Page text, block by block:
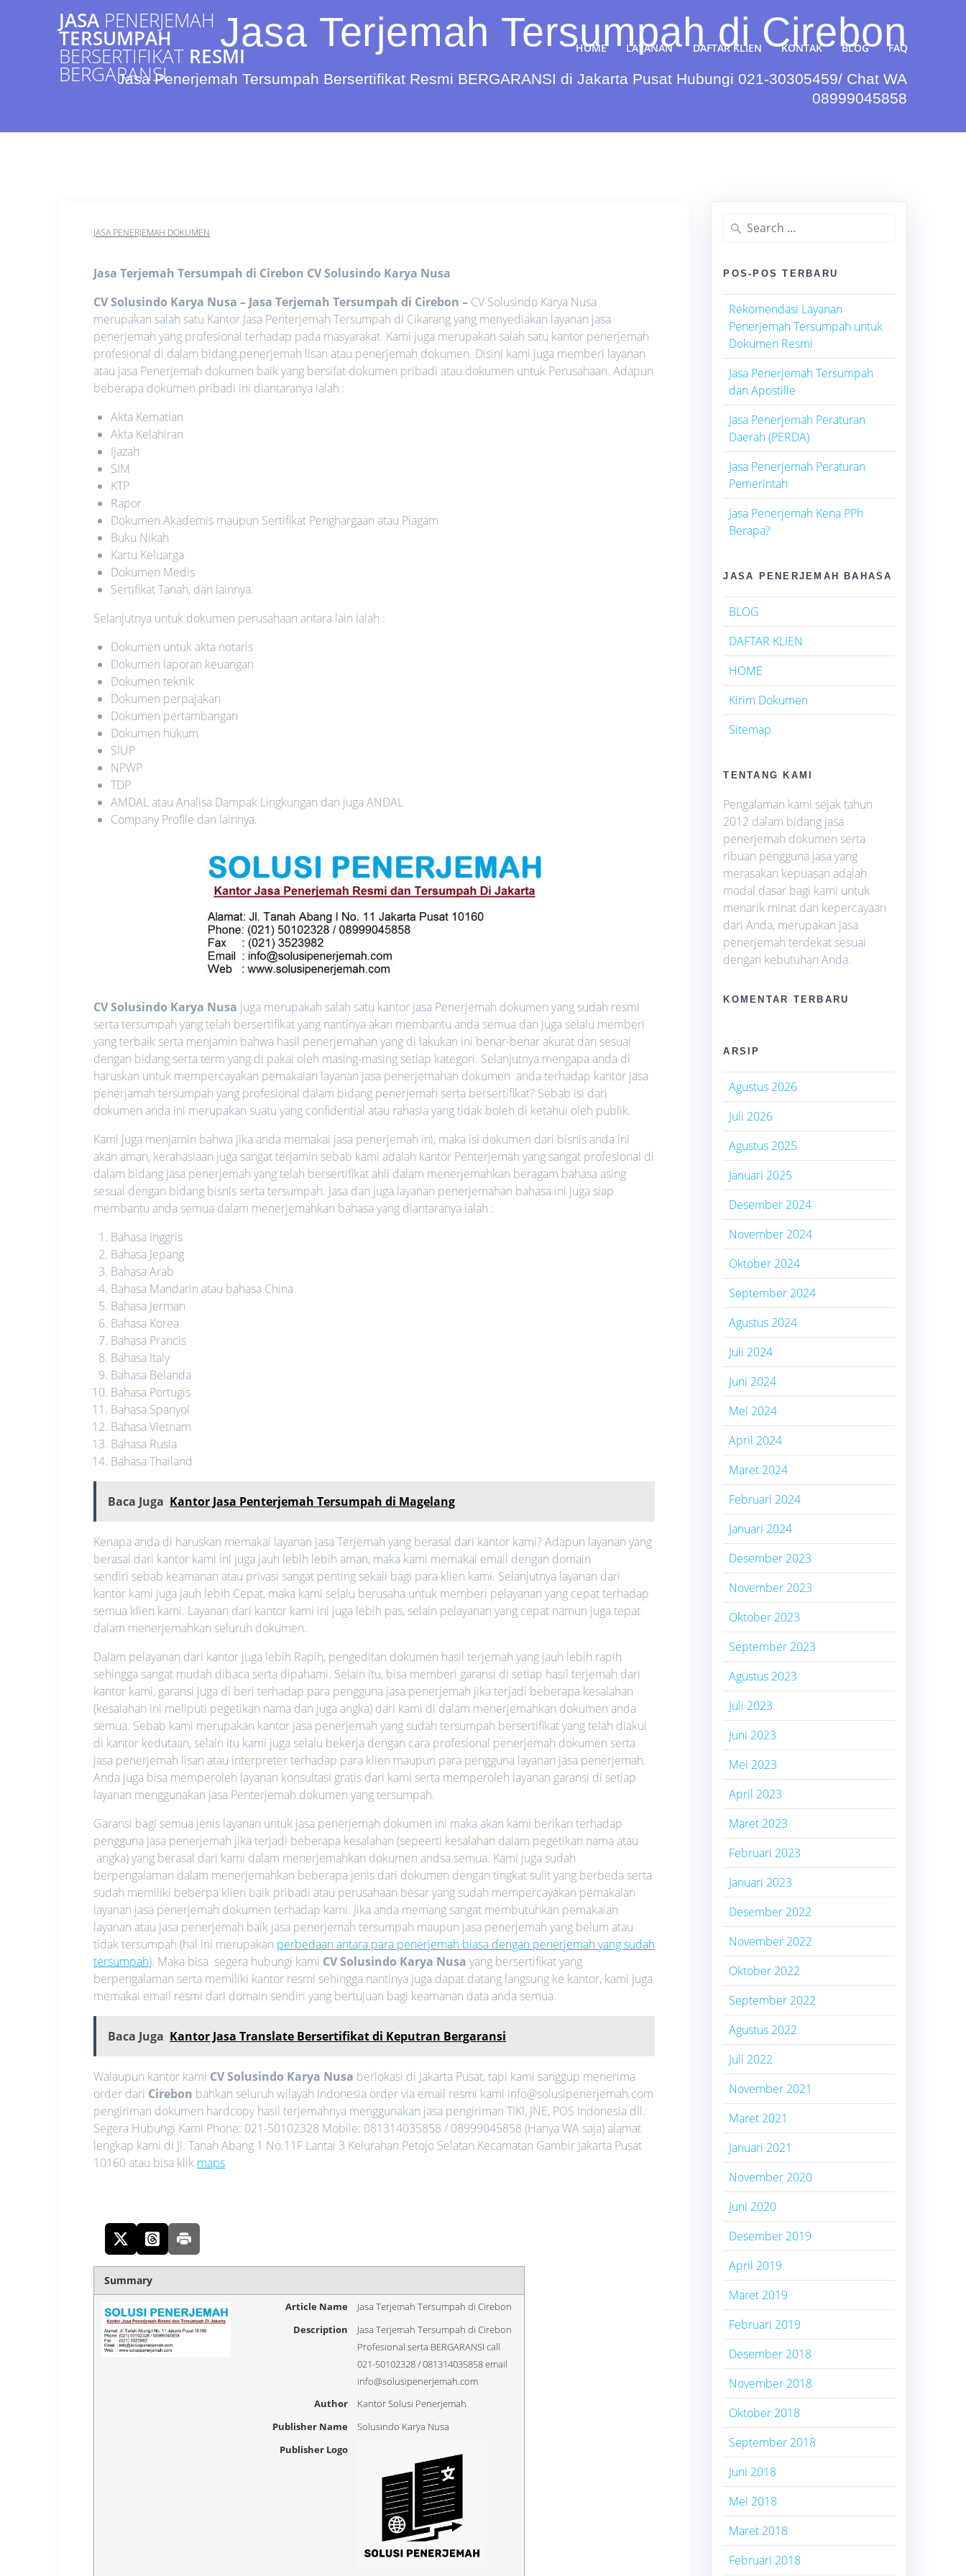
JASA PENERJEMAH
TERSUMPAH
BERSERTIFIKAT RESMI
BERGARANSI
HOME LAYANAN DAFTAR KLIEN KONTAK BLOG FAQ
Jasa Terjemah Tersumpah di Cirebon
Jasa Penerjemah Tersumpah Bersertifikat Resmi BERGARANSI di Jakarta Pusat Hubungi 021-30305459/ Chat WA
08999045858
JASA PENERJEMAH DOKUMEN
Jasa Terjemah Tersumpah di Cirebon CV Solusindo Karya Nusa
CV Solusindo Karya Nusa – Jasa Terjemah Tersumpah di Cirebon – CV Solusindo Karya Nusa
merupakan salah satu Kantor Jasa Penterjemah Tersumpah di Cikarang yang menyediakan layanan jasa
penerjemah yang profesional terhadap pada masyarakat. Kami juga merupakan salah satu kantor penerjemah
profesional di dalam bidang penerjemah lisan atau penerjemah dokumen. Disini kami juga memberi layanan
atau jasa Penerjemah dokumen baik yang bersifat dokumen pribadi atau dokumen untuk Perusahaan. Adapun
beberapa dokumen pribadi ini diantaranya ialah :
Akta Kematian
Akta Kelahiran
Ijazah
SIM
KTP
Rapor
Dokumen Akademis maupun Sertifikat Penghargaan atau Piagam
Buku Nikah
Kartu Keluarga
Dokumen Medis
Sertifikat Tanah, dan lainnya.
Selanjutnya untuk dokumen perusahaan antara lain ialah :
Dokumen untuk akta notaris
Dokumen laporan keuangan
Dokumen teknik
Dokumen perpajakan
Dokumen pertambangan
Dokumen hukum
SIUP
NPWP
TDP
AMDAL atau Analisa Dampak Lingkungan dan juga ANDAL
Company Profile dan lainnya.
CV Solusindo Karya Nusa juga merupakah salah satu kantor jasa Penerjemah dokumen yang sudah resmi
serta tersumpah yang telah bersertifikat yang nantinya akan membantu anda semua dan juga selalu memberi
yang terbaik serta menjamin bahwa hasil penerjemahan yang di lakukan ini benar-benar akurat dan sesuai
dengan bidang serta term yang di pakai oleh masing-masing setiap kategori. Selanjutnya mengapa anda di
haruskan untuk mempercayakan pemakaian layanan jasa penerjemahan dokumen anda terhadap kantor jasa
penerjamah tersumpah yang profesional dalam bidang penerjemah serta bersertifikat? Sebab isi dari
dokumen anda ini merupakan suatu yang confidential atau rahasia yang tidak boleh di ketahui oleh publik.
Kami juga menjamin bahwa jika anda memakai jasa penerjemah ini, maka isi dokumen dari bisnis anda ini
akan aman, kerahasiaan juga sangat terjamin sebab kami adalah kantor Penterjemah yang sangat profesional di
dalam bidang jasa penerjemah yang telah bersertifikat ahli dalam menerjemahkan beragam bahasa asing
sesuai dengan bidang bisnis serta tersumpah. Jasa dan juga layanan penerjemahan bahasa ini juga siap
membantu anda semua dalam menerjemahkan bahasa yang diantaranya ialah :
Bahasa Inggris
Bahasa Jepang
Bahasa Arab
Bahasa Mandarin atau bahasa China
Bahasa Jerman
Bahasa Korea
Bahasa Prancis
Bahasa Italy
Bahasa Belanda
Bahasa Portugis
Bahasa Spanyol
Bahasa Vietnam
Bahasa Rusia
Bahasa Thailand
Baca Juga Kantor Jasa Penterjemah Tersumpah di Magelang
Kenapa anda di haruskan memakai layanan jasa Terjemah yang berasal dari kantor kami? Adapun layanan yang
berasal dari kantor kami ini juga jauh lebih lebih aman, maka kami memakai email dengan domain
sendiri sebab keamanan atau privasi sangat penting sekali bagi para klien kami. Selanjutnya layanan dari
kantor kami juga jauh lebih Cepat, maka kami selalu berusaha untuk memberi pelayanan yang cepat terhadap
semua klien kami. Layanan dari kantor kami ini juga lebih pas, selain pelayanan yang cepat namun juga tepat
dalam menerjemahkan seluruh dokumen.
Dalam pelayanan dari kantor juga lebih Rapih, pengeditan dokumen hasil terjemah yang jauh lebih rapih
sehingga sangat mudah dibaca serta dipahami. Selain itu, bisa memberi garansi di setiap hasil terjemah dari
kantor kami, garansi juga di beri terhadap para pengguna jasa penerjemah jika terjadi beberapa kesalahan
(kesalahan ini meliputi pegetikan nama dan juga angka) dari kami di dalam menerjemahkan dokumen anda
semua. Sebab kami merupakan kantor jasa penerjemah yang sudah tersumpah bersertifikat yang telah diakui
di kantor kedutaan, selain itu kami juga selalu bekerja dengan cara profesional penerjemah dokumen serta
jasa penerjemah lisan atau interpreter terhadap para klien maupun para pengguna layanan jasa penerjemah.
Anda juga bisa memperoleh layanan konsultasi gratis dari kami serta memperoleh layanan garansi di setiap
layanan menggunakan jasa Penterjemah dokumen yang tersumpah.
Garansi bagi semua jenis layanan untuk jasa penerjemah dokumen ini maka akan kami berikan terhadap
pengguna jasa penerjemah jika terjadi beberapa kesalahan (sepeerti kesalahan dalam pegetikan nama atau
angka) yang berasal dari kami dalam menerjemahkan dokumen andsa semua. Kami juga sudah
berpengalaman dalam menerjemahkan beberapa jenis dari dokumen dengan tingkat sulit yang berbeda serta
sudah memiliki beberpa klien baik pribadi atau perusahaan besar yang sudah mempercayakan pemakaian
layanan jasa penerjemah dokumen terhadap kami. Jika anda memang sangat membutuhkan pemakaian
layanan atau jasa penerjemah baik jasa penerjemah tersumpah maupun jasa penerjemah yang belum atau
tidak tersumpah (hal ini merupakan perbedaan antara para penerjemah biasa dengan penerjemah yang sudah
tersumpah). Maka bisa segera hubungi kami CV Solusindo Karya Nusa yang bersertifikat yang
berpengalaman serta memiliki kantor resmi sehingga nantinya juga dapat datang langsung ke kantor, kami juga
memakai email resmi dari domain sendiri yang bertujuan bagi keamanan data anda semua.
Baca Juga Kantor Jasa Translate Bersertifikat di Keputran Bergaransi
Walaupun kantor kami CV Solusindo Karya Nusa berlokasi di Jakarta Pusat, tapi kami sanggup menerima
order dari Cirebon bahkan seluruh wilayah Indonesia order via email resmi kami info@solusipenerjemah.com
pengiriman dokumen hardcopy hasil terjemahnya menggunakan jasa pengiriman TIKI, JNE, POS Indonesia dll.
Segera Hubungi Kami Phone: 021-50102328 Mobile: 081314035858 / 08999045858 (Hanya WA saja) alamat
lengkap kami di Jl. Tanah Abang 1 No.11F Lantai 3 Kelurahan Petojo Selatan Kecamatan Gambir Jakarta Pusat
10160 atau bisa klik maps
Summary
Article Name
Jasa Terjemah Tersumpah di Cirebon
Description
Jasa Terjemah Tersumpah di Cirebon
Profesional serta BERGARANSI call
021-50102328 / 081314035858 email
info@solusipenerjemah.com
Author
Kantor Solusi Penerjemah
Publisher Name
Solusindo Karya Nusa
Publisher Logo
Search
for:
POS-POS TERBARU
Rekomendasi Layanan
Penerjemah Tersumpah untuk
Dokumen Resmi
Jasa Penerjemah Tersumpah
dan Apostille
Jasa Penerjemah Peraturan
Daerah (PERDA)
Jasa Penerjemah Peraturan
Pemerintah
Jasa Penerjemah Kena PPh
Berapa?
JASA PENERJEMAH BAHASA
BLOG
DAFTAR KLIEN
HOME
Kirim Dokumen
Sitemap
TENTANG KAMI
Pengalaman kami sejak tahun
2012 dalam bidang jasa
penerjemah dokumen serta
ribuan pengguna jasa yang
merasakan kepuasan adalah
modal dasar bagi kami untuk
menarik minat dan kepercayaan
dari Anda, merupakan jasa
penerjemah terdekat sesuai
dengan kebutuhan Anda.
KOMENTAR TERBARU
ARSIP
Agustus 2026
Juli 2026
Agustus 2025
Januari 2025
Desember 2024
November 2024
Oktober 2024
September 2024
Agustus 2024
Juli 2024
Juni 2024
Mei 2024
April 2024
Maret 2024
Februari 2024
Januari 2024
Desember 2023
November 2023
Oktober 2023
September 2023
Agustus 2023
Juli 2023
Juni 2023
Mei 2023
April 2023
Maret 2023
Februari 2023
Januari 2023
Desember 2022
November 2022
Oktober 2022
September 2022
Agustus 2022
Juli 2022
November 2021
Maret 2021
Januari 2021
November 2020
Juni 2020
Desember 2019
April 2019
Maret 2019
Februari 2019
Desember 2018
November 2018
Oktober 2018
September 2018
Juni 2018
Mei 2018
Maret 2018
Februari 2018